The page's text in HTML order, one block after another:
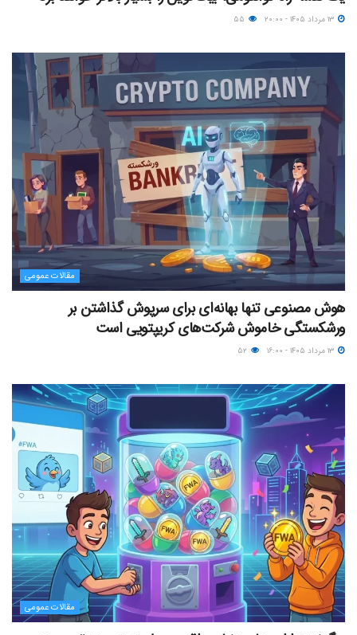
مقالات عمومی
هوش مصنوعی تنها بهانه‌ای برای سرپوش گذاشتن بر
ورشکستگی خاموش شرکت‌های کریپتویی است
مقالات عمومی